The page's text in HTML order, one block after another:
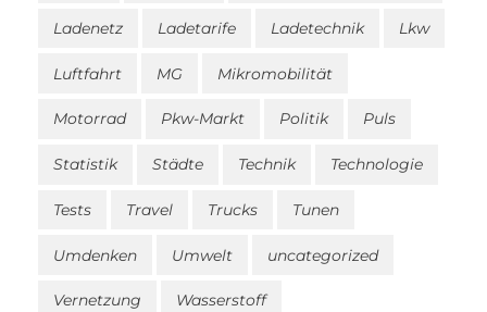
Ladenetz Ladetarife Ladetechnik Lkw
Luftfahrt MG Mikromobilität
Motorrad Pkw-Markt Politik Puls
Statistik Städte Technik Technologie
Tests Travel Trucks Tunen
Umdenken Umwelt uncategorized
Vernetzung Wasserstoff